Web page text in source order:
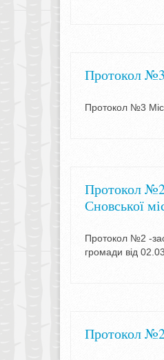
Протокол №3
Протокол №3
Протокол №2
Сновської
Протокол №2 -
громади від
Протокол №2